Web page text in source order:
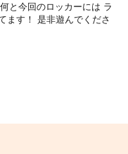
と今回のロッカーには ラ
ます！ 是非遊んでくださ